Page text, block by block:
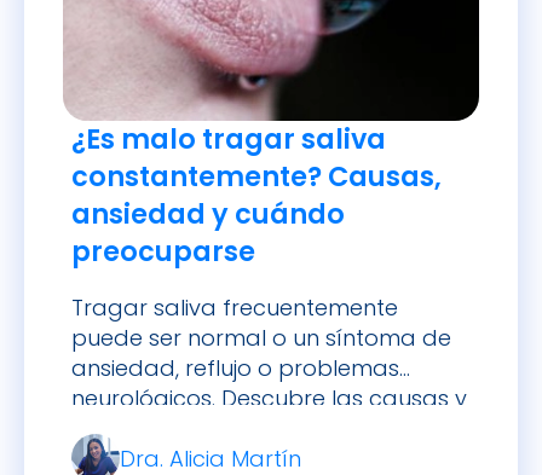
¿Es malo tragar saliva
constantemente? Causas,
ansiedad y cuándo
preocuparse
Tragar saliva frecuentemente
puede ser normal o un síntoma de
ansiedad, reflujo o problemas
neurológicos. Descubre las causas y
cuándo debes consultar a un
especialista.
Dra. Alicia Martín